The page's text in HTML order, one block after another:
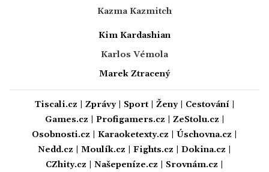
Kazma Kazmitch
Kim Kardashian
Karlos Vémola
Marek Ztracený
Tiscali.cz Zprávy| Sport| Ženy| Cestování|
Games.cz
Profigamers.cz ZeStolu.cz
Osobnosti.cz
Karaoketexty.cz Úschovna.cz
Nedd.cz
Moulík.cz Fights.cz Dokina.cz
CZhity.cz
Našepeníze.cz Srovnám.cz